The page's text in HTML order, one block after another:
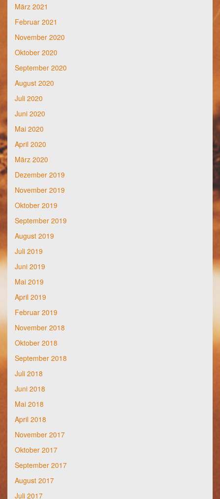
März 2021
Februar 2021
November 2020
Oktober 2020
September 2020
August 2020
Juli 2020
Juni 2020
Mai 2020
April 2020
März 2020
Dezember 2019
November 2019
Oktober 2019
September 2019
August 2019
Juli 2019
Juni 2019
Mai 2019
April 2019
Februar 2019
November 2018
Oktober 2018
September 2018
Juli 2018
Juni 2018
Mai 2018
April 2018
November 2017
Oktober 2017
September 2017
August 2017
Juli 2017